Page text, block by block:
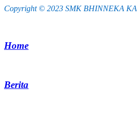
Copyright © 2023 SMK BHINNEKA
Home
Berita